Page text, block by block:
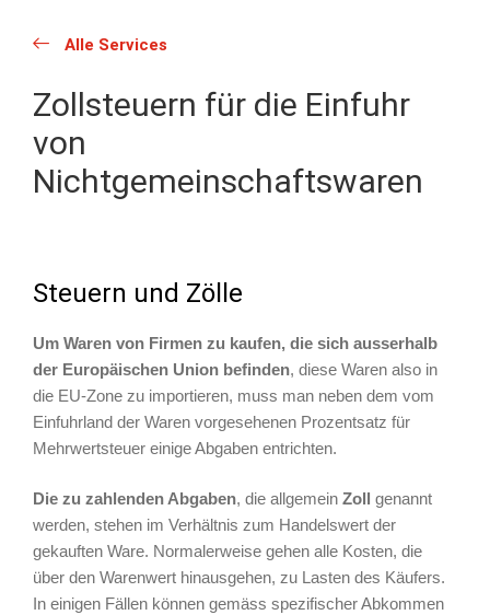
Alle Services
Zollsteuern für die Einfuhr
von
Nichtgemeinschaftswaren
Steuern und Zölle
Um Waren von Firmen zu kaufen, die sich ausserhalb
der Europäischen Union befinden, diese Waren also in
die EU-Zone zu importieren, muss man neben dem vom
Einfuhrland der Waren vorgesehenen Prozentsatz für
Mehrwertsteuer einige Abgaben entrichten.
Die zu zahlenden Abgaben, die allgemein Zoll genannt
werden, stehen im Verhältnis zum Handelswert der
gekauften Ware. Normalerweise gehen alle Kosten, die
über den Warenwert hinausgehen, zu Lasten des Käufers.
In einigen Fällen können gemäss spezifischer Abkommen